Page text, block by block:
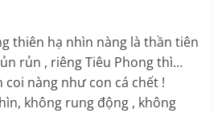
thiên hạ nhìn nàng là thần tiên
rủn , riêng Tiêu Phong thì…
coi nàng như con cá chết !
không rung động , không